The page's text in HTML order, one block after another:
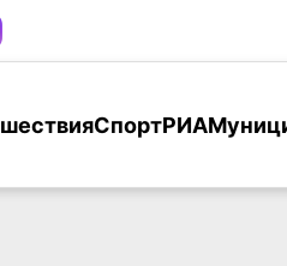
СпортРИА